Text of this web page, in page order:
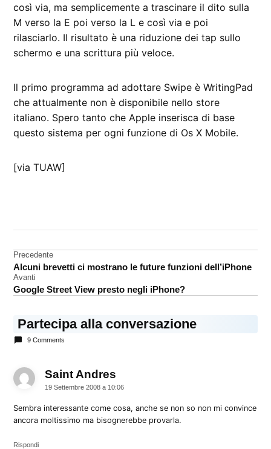
così via, ma semplicemente a trascinare il dito sulla
M verso la E poi verso la L e così via e poi
rilasciarlo. Il risultato è una riduzione dei tap sullo
schermo e una scrittura più veloce.
Il primo programma ad adottare Swipe è WritingPad
che attualmente non è disponibile nello store
italiano. Spero tanto che Apple inserisca di base
questo sistema per ogni funzione di Os X Mobile.
[via TUAW]
SMS
Navigazione
articoli
Precedente
Alcuni brevetti ci mostrano le future funzioni dell’iPhone
Avanti
Google Street View presto negli iPhone?
Partecipa alla conversazione
9 Comments
Saint Andres
19 Settembre 2008 a 10:06
Sembra interessante come cosa, anche se non so non mi convince
ancora moltissimo ma bisognerebbe provarla.
Rispondi